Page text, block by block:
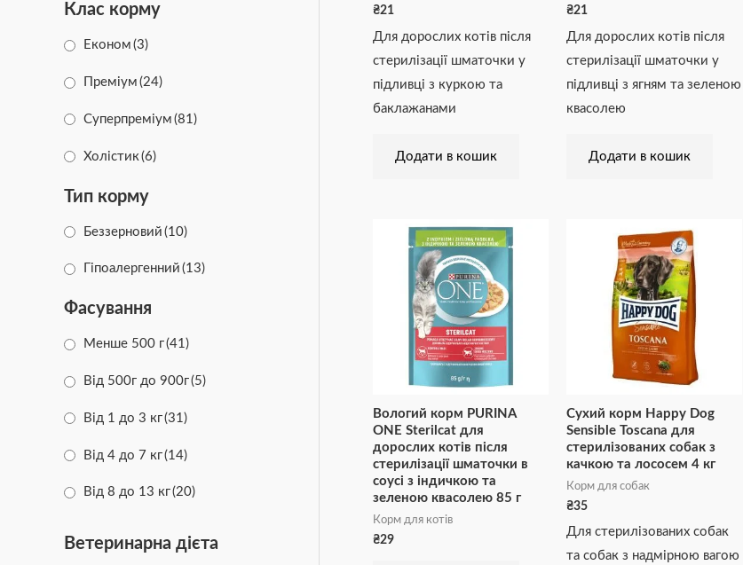
Клас корму
Економ (3)
Преміум (24)
Суперпреміум (81)
Холістик (6)
Тип корму
Беззерновий (10)
Гіпоалергенний (13)
Фасування
Менше 500 г(41)
Від 500г до 900г(5)
Від 1 до 3 кг(31)
Від 4 до 7 кг(14)
Від 8 до 13 кг(20)
Ветеринарна дієта
₴21
Для дорослих котів після
стерилізації шматочки у
підливці з куркою та
баклажанами
Додати в кошик
₴21
Для дорослих котів після
стерилізації шматочки у
підливці з ягням та зеленою
квасолею
Додати в кошик
Вологий корм PURINA
ONE Sterilcat для
дорослих котів після
стерилізації шматочки в
соусі з індичкою та
зеленою квасолею 85 г
Корм для котів
₴29
Сухий корм Happy Dog
Sensible Toscana для
стерилізованих собак з
качкою та лососем 4 кг
Корм для собак
₴35
Для стерилізованих собак
та собак з надмірною вагою